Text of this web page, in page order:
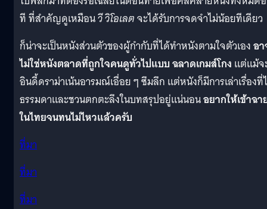
ที ที่สำคัญดูเหมือนวี วิโอเลตจะได้รับการจดจำไม่น้อยทีเดียว
ก็น่าจะเป็นหนังส่วนตัวของผู้กำกับที่ได้ทำหนังตามใจตัวเองอ
ไม่ใช่หนังตลาดที่ถูกใจคนดูทั่วไปแบบ ฉลาดเกมส์โกง แต่แม้
อินดี้ดราม่าเน้นอารมณ์เอื่อย ๆ ซึมลึก แต่หนังก็มีการเล่าเรื่องที่
ธรรมดาและชวนตกตะลึงในบทสรุปอยู่แน่นอนอยากให้เข้าฉา
ในไทยจนทนไม่ไหวแล้วครับ
ที่มา
ที่มา
ที่มา